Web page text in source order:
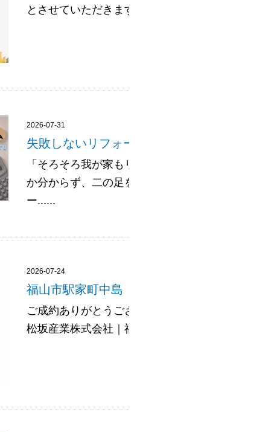
とさせていただきます。 令和8年度夏......
2026-07-31
失敗しないリフォームの進め方｜流れと業者
「そろそろ我が家もリフォームしたい」——そう
か分からず、二の足を踏んでいる方は少なくあり
ー......
2026-07-24
福山市駅家町中島 売土地 約81坪
ご成約ありがとうございました♪ 他多数物件掲載中
松坂産業株式会社｜福山市・府中市の不動産売......